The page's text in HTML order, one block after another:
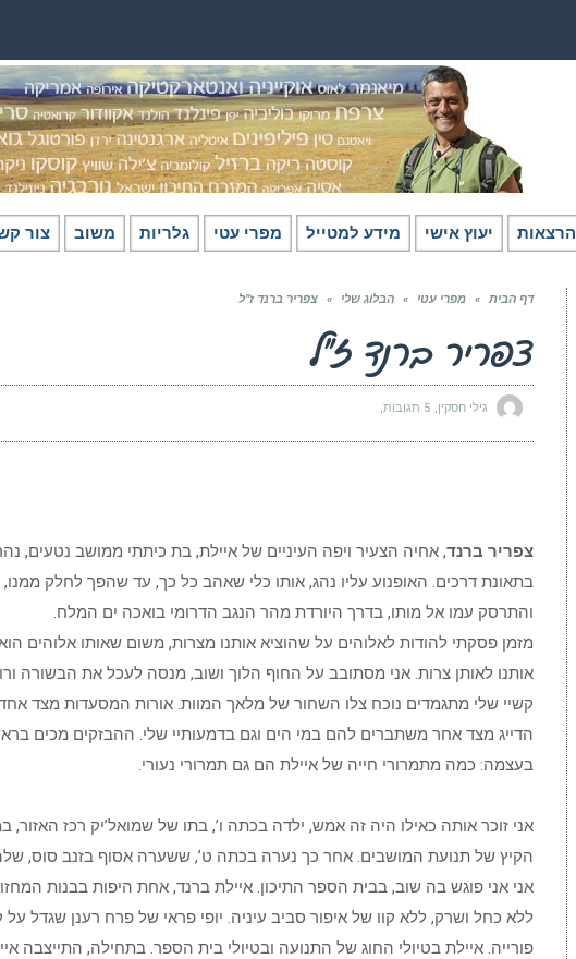
הרצאות יעוץ אישי מידע למטייל מפרי עטי גלריות משוב צור
דף הבית » מפרי עטי » הבלוג שלי » צפריר ברנד ז”ל
צפריר ברנד ז”ל
גילי חסקין 5 תגובות
צפריר ברנד, אחיה הצעיר ויפה העיניים של איילת, בת כיתתי ממושב נטעים,
בתאונת דרכים. האופנוע עליו נהג, אותו כלי שאהב כל כך, עד שהפך לחלק ממנו,
והתרסק עמו אל מותו, בדרך היורדת מהר הנגב הדרומי בואכה ים המלח.
מזמן פסקתי להודות לאלוהים על שהוציא אותנו מצרות, משום שאותו אלוהים
אותנו לאותן צרות. אני מסתובב על החוף הלוך ושוב, מנסה לעכל את הבשורה
קשיי שלי מתגמדים נוכח צלו השחור של מלאך המוות. אורות המסעדות מצד אחד
הדייג מצד אחר משתברים להם במי הים וגם בדמעותיי שלי. ההבזקים מכים
בעצמה: כמה מתמרורי חייה של איילת הם גם תמרורי נעורי.
אני זוכר אותה כאילו היה זה אמש, ילדה בכתה ו’, בתו של שמואל’יק רכז האזור,
הקיץ של תנועת המושבים. אחר כך נערה בכתה ט’, ששערה אסוף בזנב סוס,
אני אני פוגש בה שוב, בבית הספר התיכון. איילת ברנד, אחת היפות בבנות
ללא כחל ושרק, ללא קוו של איפור סביב עיניה. יופי פראי של פרח רענן שגדל
פורייה. איילת בטיולי החוג של התנועה ובטיולי בית הספר. בתחילה, התייצבה